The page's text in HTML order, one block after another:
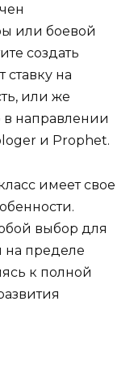
или боевой
создать
ставку на
или же
в направлении
и Prophet.
имеет свое
выбор для
на пределе
к полной